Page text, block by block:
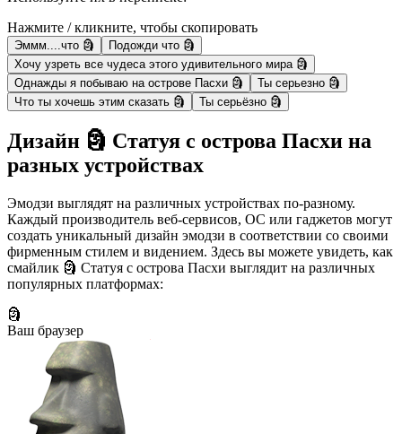
Нажмите / кликните, чтобы скопировать
Эммм....что 🗿
Подожди что 🗿
Хочу узреть все чудеса этого удивительного мира 🗿
Однажды я побываю на острове Пасхи 🗿
Ты серьезно 🗿
Что ты хочешь этим сказать 🗿
Ты серьёзно 🗿
Дизайн 🗿 Статуя с острова Пасхи на
разных устройствах
Эмодзи выглядят на различных устройствах по-разному.
Каждый производитель веб-сервисов, ОС или гаджетов могут
создать уникальный дизайн эмодзи в соответствии со своими
фирменным стилем и видением. Здесь вы можете увидеть, как
смайлик 🗿 Статуя с острова Пасхи выглядит на различных
популярных платформах:
🗿
Ваш браузер